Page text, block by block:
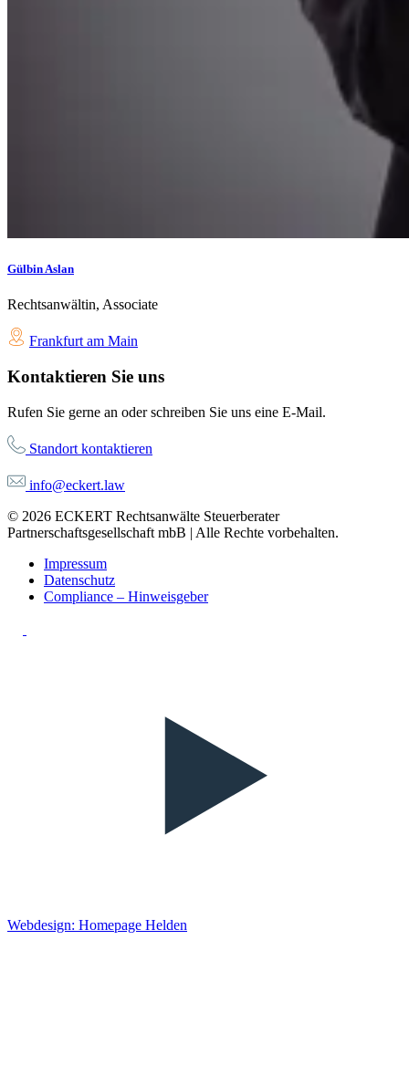
Gülbin Aslan
Rechtsanwältin, Associate
Frankfurt am Main
Kontaktieren Sie uns
Rufen Sie gerne an oder schreiben Sie uns eine E-Mail.
Standort kontaktieren
info@eckert.law
© 2026 ECKERT Rechtsanwälte Steuerberater
Partnerschaftsgesellschaft mbB | Alle Rechte vorbehalten.
Impressum
Datenschutz
Compliance – Hinweisgeber
Webdesign: Homepage Helden